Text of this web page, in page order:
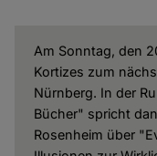
Am Sonntag, den
Kortizes zum
Nürnberg. In der
Bücher" spricht
Rosenheim über